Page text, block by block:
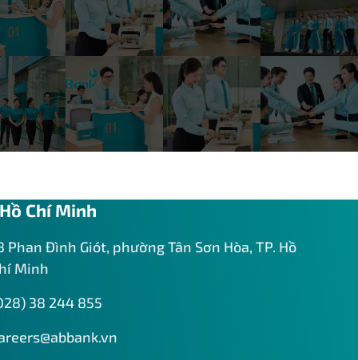
Chí Minh
Phan Đình Giót, phường Tân Sơn Hòa, TP. Hồ
Minh
38 244 855